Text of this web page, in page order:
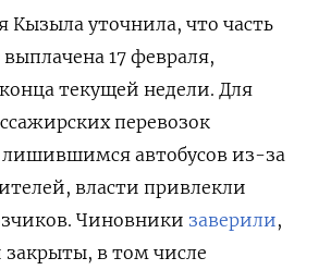
уточнила, что часть
17 февраля,
текущей недели. Для
перевозок
автобусов из-за
власти привлекли
Чиновники заверили,
в том числе